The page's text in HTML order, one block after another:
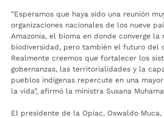
“Esperamos que haya sido una reunión
organizaciones nacionales de los nueve
Amazonía, el bioma en donde converge
biodiversidad, pero también el futuro del
Realmente creemos que fortalecer los
gobernanzas, las territorialidades y la
pueblos indígenas repercute en una
la vida”, afirmó la ministra Susana
El presidente de la Opiac, Oswaldo Muca,